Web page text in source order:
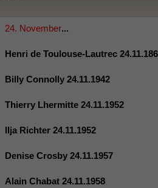
24. November...
Henri de Toulouse-Lautrec
Billy Connolly 24.11.1942
Thierry Lhermitte 24.11.1952
Ilja Richter 24.11.1952
Denise Crosby 24.11.1957
Alain Chabat 24.11.1958